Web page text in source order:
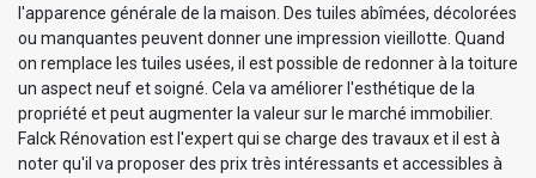
l'apparence générale de la maison. Des tuiles abîmées, décolorées
ou manquantes peuvent donner une impression vieillotte. Quand
on remplace les tuiles usées, il est possible de redonner à la toiture
un aspect neuf et soigné. Cela va améliorer l'esthétique de la
propriété et peut augmenter la valeur sur le marché immobilier.
Falck Rénovation est l'expert qui se charge des travaux et il est à
noter qu'il va proposer des prix très intéressants et accessibles à